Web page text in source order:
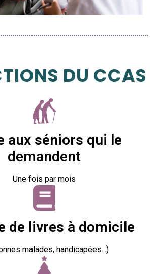
DU CCAS
aux séniors qui le
demandent
Une fois par mois
de livres à domicile
malades, handicapées...)